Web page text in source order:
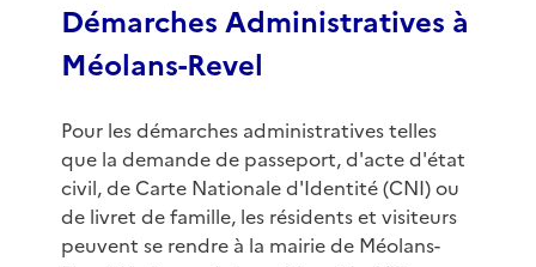
Démarches Administratives à
Méolans-Revel
Pour les démarches administratives telles
que la demande de passeport, d'acte d'état
civil, de Carte Nationale d'Identité (CNI) ou
de livret de famille, les résidents et visiteurs
peuvent se rendre à la mairie de Méolans-